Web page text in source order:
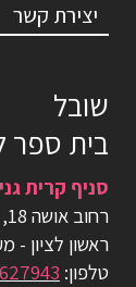
יצירת קשר
שובל
בית ספר
סניף קרית
רחוב אושה 18, קרית גנים
ראשון לציון -
טלפון: